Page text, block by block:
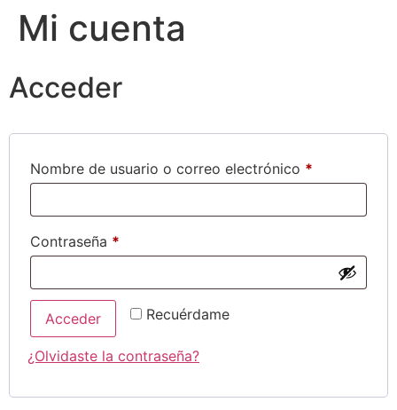
Mi cuenta
Acceder
Nombre de usuario o correo electrónico *
Contraseña *
Recuérdame
Acceder
¿Olvidaste la contraseña?